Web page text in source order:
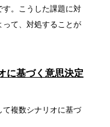
。こうした課題に対
って、対処することが
に基づく意思決定
複数シナリオに基づ